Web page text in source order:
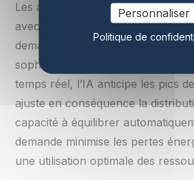
Les algorithmes intelligents
avec une précision inégalée les
demande énergétique. Grâce à des
sophistiqués basés sur des
temps réel, l’IA anticipe les pics
ajuste en conséquence la
capacité à équilibrer
demande minimise les pertes
une utilisation optimale des
Personnaliser
Politique de